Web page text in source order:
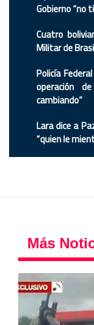
Gobierno “no
Cuatro
Militar de
Policía
operación
cambiando”
Lara dice a
“quien le
Más